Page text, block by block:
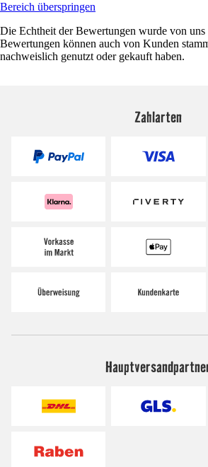
Bereich überspringen
Die Echtheit der Bewertungen wurde von
Bewertungen können auch von Kunden
nachweislich genutzt oder gekauft haben.
Zahlarten